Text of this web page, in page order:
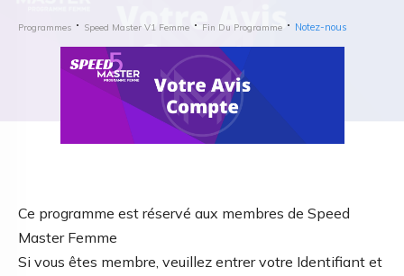
Programmes Speed Master V1 Femme Fin Du Programme Notez-nous
Ce programme est réservé aux membres de Speed
Master Femme
Si vous êtes membre, veuillez entrer votre Identifiant et